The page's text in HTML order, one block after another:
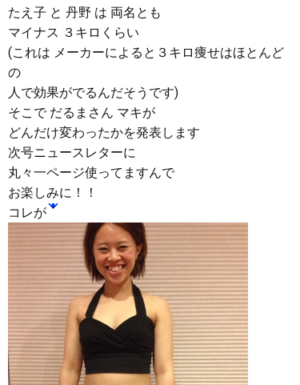
たえ子 と 丹野 は 両名とも
マイナス ３キロくらい
(これは メーカーによると３キロ痩せはほとんど
の
人で効果がでるんだそうです)
そこで だるまさん マキが
どんだけ変わったかを発表します
次号ニュースレターに
丸々一ページ使ってますんで
お楽しみに！！
コレが